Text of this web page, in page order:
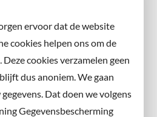
ervoor dat de website
cookies helpen ons om de
cookies verzamelen geen
dus anoniem. We gaan
Dat doen we volgens
Gegevensbescherming
media.